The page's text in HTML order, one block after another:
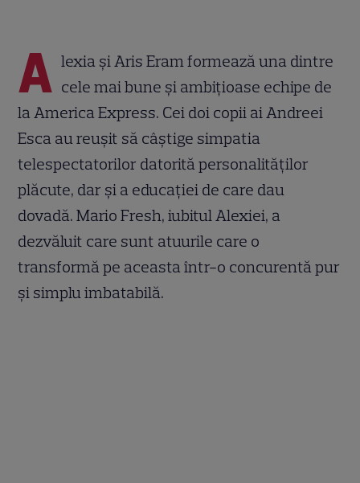
A lexia și Aris Eram formează una dintre
cele mai bune și ambițioase echipe de
la America Express. Cei doi copii ai Andreei
Esca au reușit să câștige simpatia
telespectatorilor datorită personalităților
plăcute, dar și a educației de care dau
dovadă. Mario Fresh, iubitul Alexiei, a
dezvăluit care sunt atuurile care o
transformă pe aceasta într-o concurentă pur
și simplu imbatabilă.